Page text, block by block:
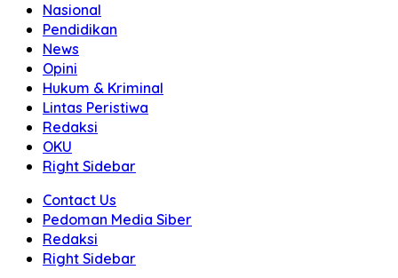
Nasional
Pendidikan
News
Opini
Hukum & Kriminal
Lintas Peristiwa
Redaksi
OKU
Right Sidebar
Contact Us
Pedoman Media Siber
Redaksi
Right Sidebar